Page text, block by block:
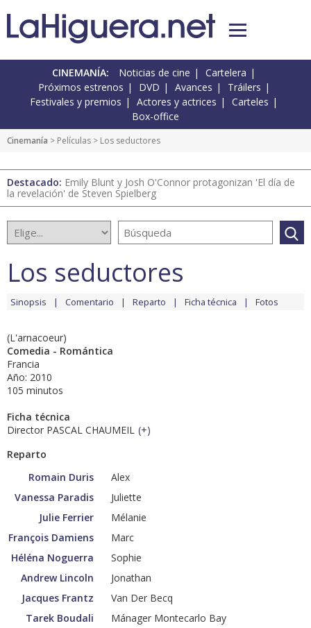
CINEMANÍA: Noticias de cine
Cartelera
Próximos estrenos
DVD Avances
Tráilers
Festivales y premios
Actores y actrices
Carteles
Box-office
Cinemanía > Películas > Los seductores
Destacado: Emily Blunt y Josh O'Connor protagonizan 'El día de
la revelación' de Steven Spielberg
Los seductores
Sinopsis Comentario Reparto Ficha técnica Fotos
(L'arnacoeur)
Comedia - Romántica
Francia
Año: 2010
105 minutos
Ficha técnica
Director PASCAL CHAUMEIL (+)
Reparto
Romain Duris
Alex
Vanessa Paradis
Juliette
Julie Ferrier
Mélanie
François Damiens
Marc
Héléna Noguerra
Sophie
Andrew Lincoln
Jonathan
Jacques Frantz
Van Der Becq
Tarek Boudali
Mánager Montecarlo Bay